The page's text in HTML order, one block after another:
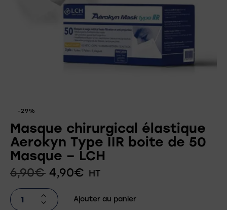
-29%
Masque chirurgical élastique
Aerokyn Type IIR boite de 50
Masque – LCH
6,90€ 4,90€ HT
Ajouter au panier